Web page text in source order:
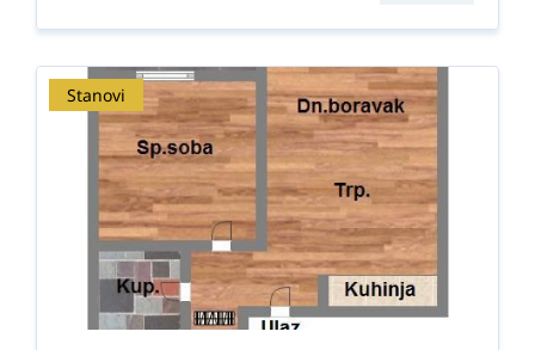
Stanovi